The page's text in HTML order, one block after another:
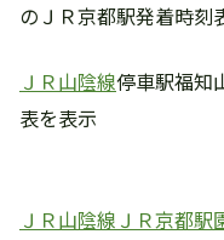
のＪＲ京都駅発着時刻
ＪＲ山陰線停車駅福知
表を表示
ＪＲ山陰線ＪＲ京都